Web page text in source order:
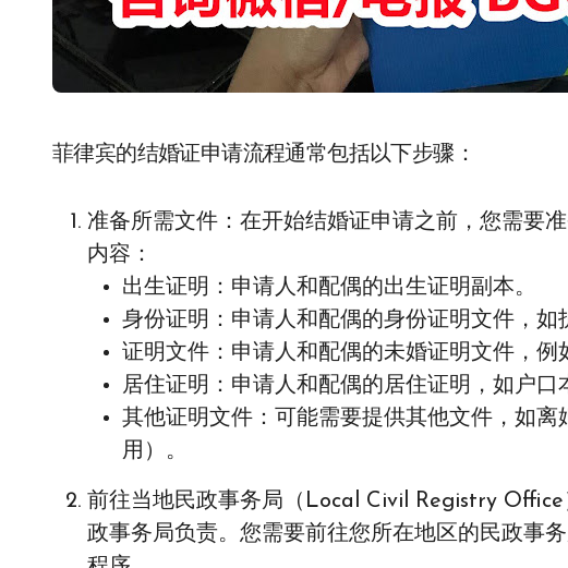
菲律宾的结婚证申请流程通常包括以下步骤：
准备所需文件：在开始结婚证申请之前，您需要
内容：
出生证明：申请人和配偶的出生证明副本。
身份证明：申请人和配偶的身份证明文件，如
证明文件：申请人和配偶的未婚证明文件，例
居住证明：申请人和配偶的居住证明，如户口
其他证明文件：可能需要提供其他文件，如
用）。
前往当地民政事务局（Local Civil Registry
政事务局负责。您需要前往您所在地区的民政事